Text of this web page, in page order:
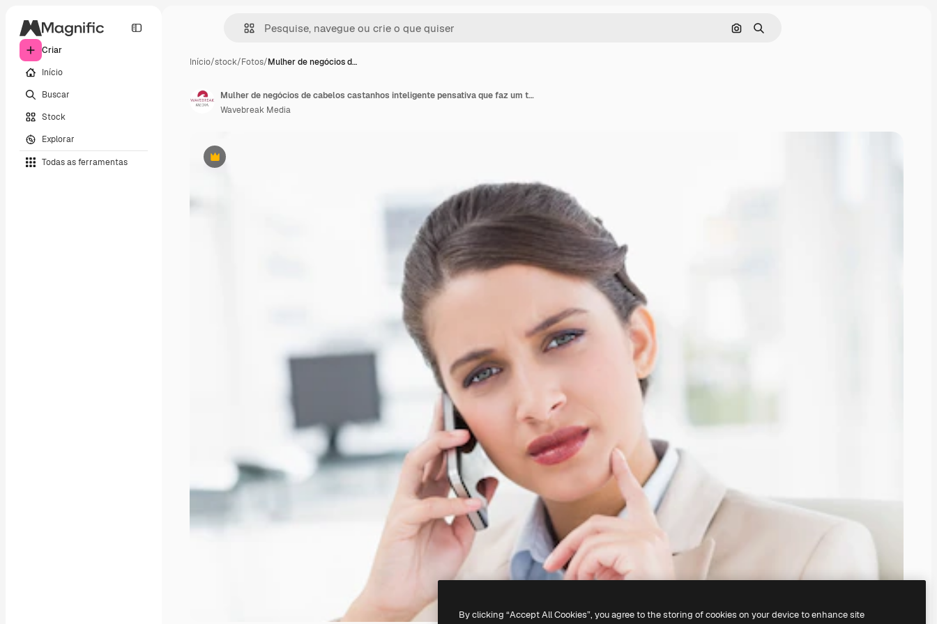
Criar
Início
Buscar
Stock
Explorar
Todas as ferramentas
Pesquisar por imagem
Buscar
Início/stock/Fotos/Mulher de negócios d…
Premium
Mulher de negócios de cabelos castanhos inteligente pensativa que faz um telefonema
Wavebreak Media
By clicking “Accept All Cookies”, you agree to the storing of cookies on your device to enhance site